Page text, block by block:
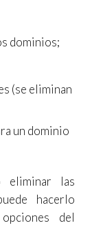
dominios;
(se eliminan
un dominio
eliminar las
hacerlo
del